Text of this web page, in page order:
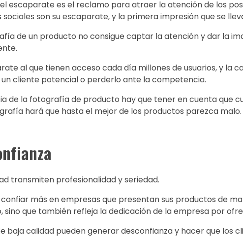
escaparate es el reclamo para atraer la atención de los
son su escaparate, y la primera impresión que se
de un producto no consigue captar la atención y dar la
al que tienen acceso cada día millones de usuarios, y la
cliente potencial o perderlo ante la competencia.
de la fotografía de producto hay que tener en cuenta que
hará que hasta el mejor de los productos parezca malo.
transmiten profesionalidad y seriedad.
más en empresas que presentan sus productos de
sino que también refleja la dedicación de la empresa por
baja calidad pueden generar desconfianza y hacer que los